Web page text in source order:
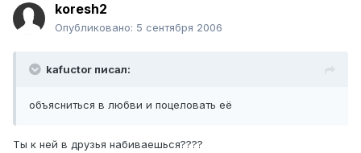
koresh2
Опубликовано: 5 сентября 2006
kafuctor писал:
объясниться в любви и поцеловать её
Ты к ней в друзья набиваешься????